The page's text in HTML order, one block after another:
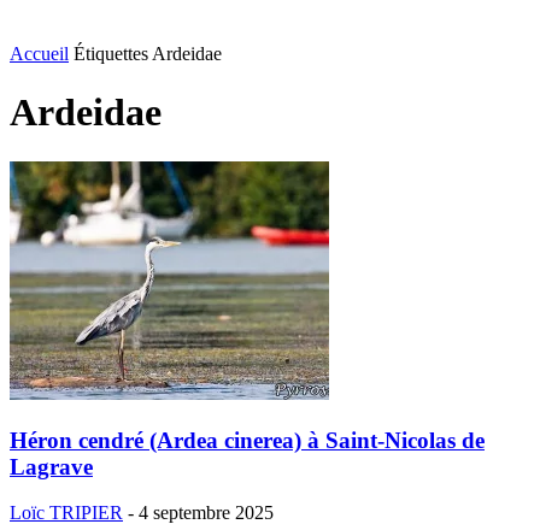
Accueil Étiquettes Ardeidae
Ardeidae
Héron cendré (Ardea cinerea) à Saint-Nicolas de
Lagrave
Loïc TRIPIER - 4 septembre 2025